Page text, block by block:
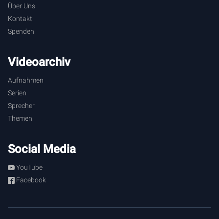
Über Uns
Kontakt
Spenden
Videoarchiv
Aufnahmen
Serien
Sprecher
Themen
Social Media
YouTube
Facebook